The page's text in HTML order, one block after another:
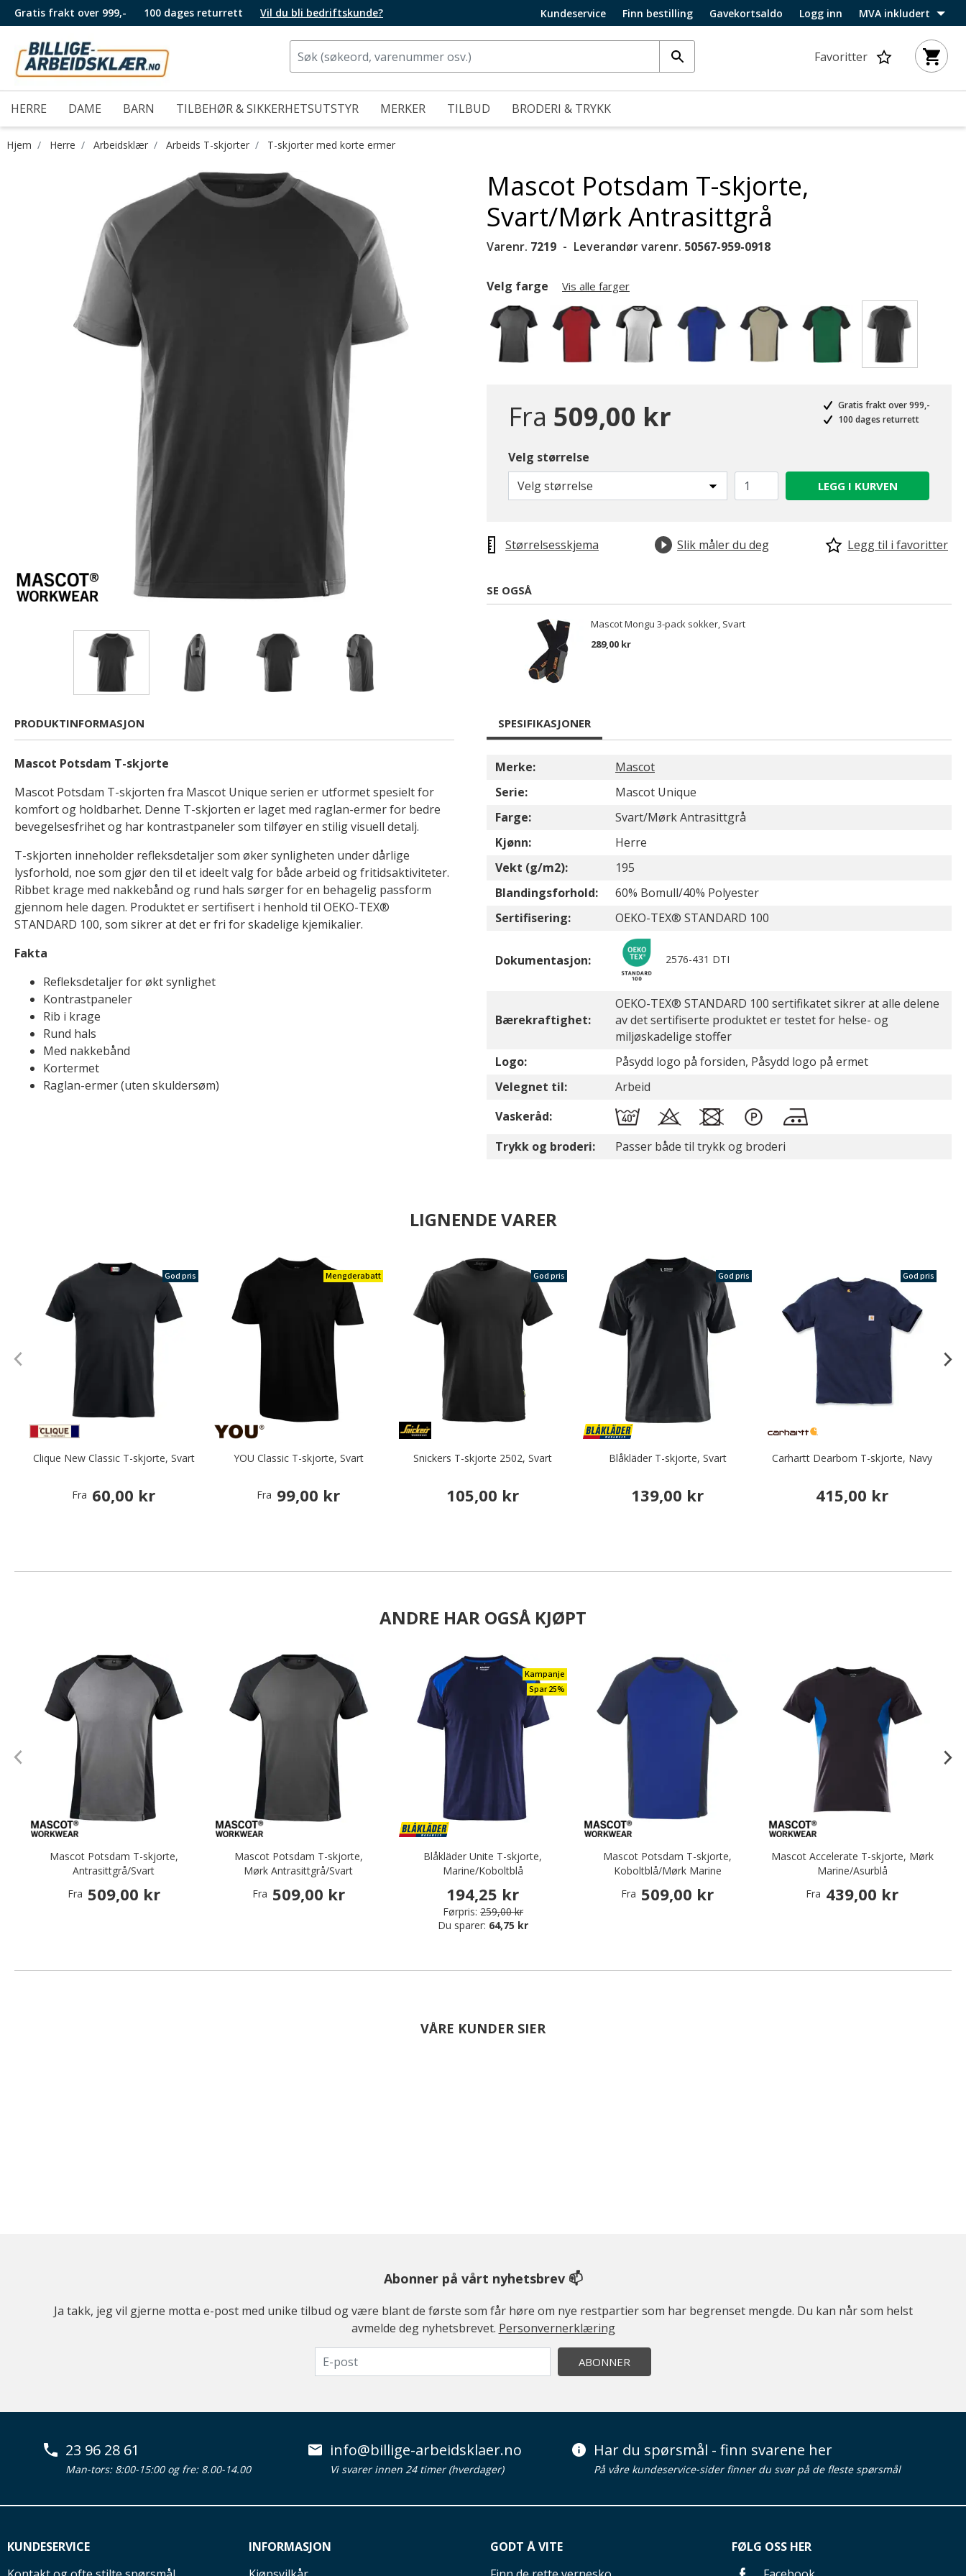
Gratis frakt over 999,- 100 dages returrett Vil du bli bedriftskunde? Kundeservice Finn bestilling Gavekortsaldo Logg inn MVA inkludert
Favoritter
HERRE DAME BARN TILBEHØR & SIKKERHETSUTSTYR MERKER TILBUD BRODERI & TRYKK
Hjem Herre Arbeidsklær Arbeids T-skjorter T-skjorter med korte ermer
Mascot Potsdam T-skjorte,
Svart/Mørk Antrasittgrå
Varenr. 7219 Leverandør varenr. 50567-959-0918
Velg farge Vis alle farger
Fra 509,00 kr
Gratis frakt over 999,-
100 dages returrett
Velg størrelse
Velg størrelse
LEGG I KURVEN
Størrelsesskjema Slik måler du deg Legg til i favoritter
SE OGSÅ
Mascot Mongu 3-pack sokker, Svart
289,00 kr
PRODUKTINFORMASJON
Mascot Potsdam T-skjorte
Mascot Potsdam T-skjorten fra Mascot Unique serien er utformet spesielt for
komfort og holdbarhet. Denne T-skjorten er laget med raglan-ermer for bedre
bevegelsesfrihet og har kontrastpaneler som tilføyer en stilig visuell detalj.
T-skjorten inneholder refleksdetaljer som øker synligheten under dårlige
lysforhold, noe som gjør den til et ideelt valg for både arbeid og fritidsaktiviteter.
Ribbet krage med nakkebånd og rund hals sørger for en behagelig passform
gjennom hele dagen. Produktet er sertifisert i henhold til OEKO-TEX®
STANDARD 100, som sikrer at det er fri for skadelige kjemikalier.
Fakta
Refleksdetaljer for økt synlighet
Kontrastpaneler
Rib i krage
Rund hals
Med nakkebånd
Kortermet
Raglan-ermer (uten skuldersøm)
SPESIFIKASJONER
Merke:
Mascot
Serie:
Mascot Unique
Farge:
Svart/Mørk Antrasittgrå
Kjønn:
Herre
Vekt (g/m2):
195
Blandingsforhold:
60% Bomull/40% Polyester
Sertifisering:
OEKO-TEX® STANDARD 100
Dokumentasjon: 2576-431 DTI
Bærekraftighet:
OEKO-TEX® STANDARD 100 sertifikatet sikrer at alle delene
av det sertifiserte produktet er testet for helse- og
miljøskadelige stoffer
Logo:
Påsydd logo på forsiden, Påsydd logo på ermet
Velegnet til:
Arbeid
Vaskeråd:
Trykk og broderi:
Passer både til trykk og broderi
LIGNENDE VARER
God pris
Clique New Classic T-skjorte, Svart
Fra 60,00 kr
Mengderabatt
YOU Classic T-skjorte, Svart
Fra 99,00 kr
God pris
Snickers T-skjorte 2502, Svart
105,00 kr
God pris
Blåkläder T-skjorte, Svart
139,00 kr
God pris
Carhartt Dearborn T-skjorte, Navy
415,00 kr
ANDRE HAR OGSÅ KJØPT
Mascot Potsdam T-skjorte,
Antrasittgrå/Svart
Fra 509,00 kr
Mascot Potsdam T-skjorte,
Mørk Antrasittgrå/Svart
Fra 509,00 kr
Kampanje
Spar 25%
Blåkläder Unite T-skjorte,
Marine/Koboltblå
194,25 kr
Førpris: 259,00 kr
Du sparer: 64,75 kr
Mascot Potsdam T-skjorte,
Koboltblå/Mørk Marine
Fra 509,00 kr
Mascot Accelerate T-skjorte, Mørk
Marine/Asurblå
Fra 439,00 kr
VÅRE KUNDER SIER
Abonner på vårt nyhetsbrev 📫
Ja takk, jeg vil gjerne motta e-post med unike tilbud og være blant de første som får høre om nye restpartier som har begrenset mengde. Du kan når som helst
avmelde deg nyhetsbrevet. Personvernerklæring
ABONNER
23 96 28 61
Man-tors: 8:00-15:00 og fre: 8.00-14.00
info@billige-arbeidsklaer.no
Vi svarer innen 24 timer (hverdager)
Har du spørsmål - finn svarene her
På våre kundeservice-sider finner du svar på de fleste spørsmål
KUNDESERVICE
INFORMASJON
GODT Å VITE
FØLG OSS HER